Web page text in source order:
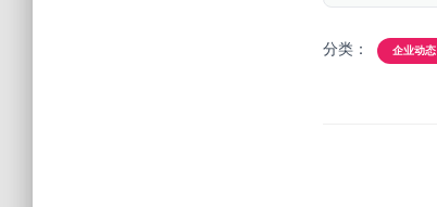
分类： 企业动态